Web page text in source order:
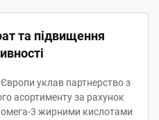
та підвищення
Європи уклав партнерство з
асортименту за рахунок
3 жирними кислотами